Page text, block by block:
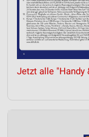
Jetzt alle "Handy